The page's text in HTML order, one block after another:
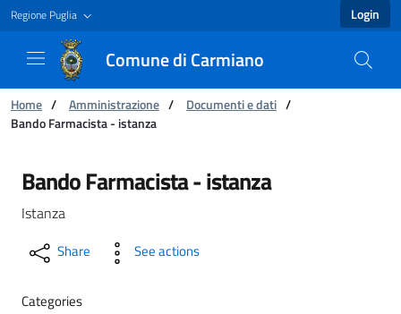
Regione Puglia Login
Comune di Carmiano
You are:
Home / Amministrazione / Documenti e dati /
Bando Farmacista - istanza
Bando Farmacista - istanza - Comune di
Bando Farmacista - istanza
Istanza
Share See actions
Categories